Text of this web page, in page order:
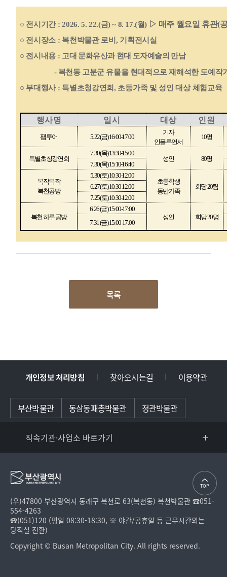
○ 전시기간 : 2026.5. 22.(금) ~ 8. 17.(월) ▷ 매주 월요일 휴관(
○ 전시장소 : 복천박물관 로비 , 기획전시실
○ 전시내용 : 고대 문화유산과 현대 도자예술의 만남
- 복천동 고분군 유물을 현대적으로 재해석한 도예작
○ 부대행사 : 특별초청강연회, 초등가족 및 성인 대상 체험교육
행사명 일시 대상 인원
팸투어 5. 22.(금) 16:00-17:00
기자
인플루언서
10명
특별초청강연회
7. 30.(목) 13:30-15:00
성인 80명
7. 30.(목) 15:10-16:40
복작복작
복천공방
5. 30.(토) 10:30-12:00
초등학생
동반가족
회당20팀
6. 27.(토) 10:30-12:00
7. 25.(토) 10:30-12:00
복천 하루 공방
6. 26.(금) 15:00-17:00
성인
회당20명
7. 31.(금) 15:00-17:00
목록
개인정보 처리방침 찾아오시는길 이용약관
부산박물관 동삼동패총박물관 정관박물관
직속기관·사업소 바로가기
(우)47800 부산광역시 동래구 복천로 63(복천동) 복천박물관 ☎051-
554-4263
☎(051)120 (평일 08:30-18:30, ※ 야간/공휴일 등 근무시간외는
당직실 전환)
Copyright © Busan Metropolitan City. All rights reserved.
TOP